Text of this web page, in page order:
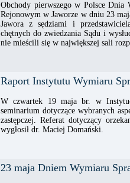
Obchody pierwszego w Polsce
Rejonowym w Jaworze w dniu 23
Jawora z sędziami i
chętnych do zwiedzania Sądu i
nie mieścili się w największej sali
Raport Instytutu Wymiaru
W czwartek 19 maja br. w
seminarium dotyczące wybranych
zastępczej. Referat dotyczący
wygłosił dr. Maciej Domański.
23 maja Dniem Wymiaru